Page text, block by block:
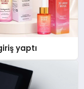
yaptı